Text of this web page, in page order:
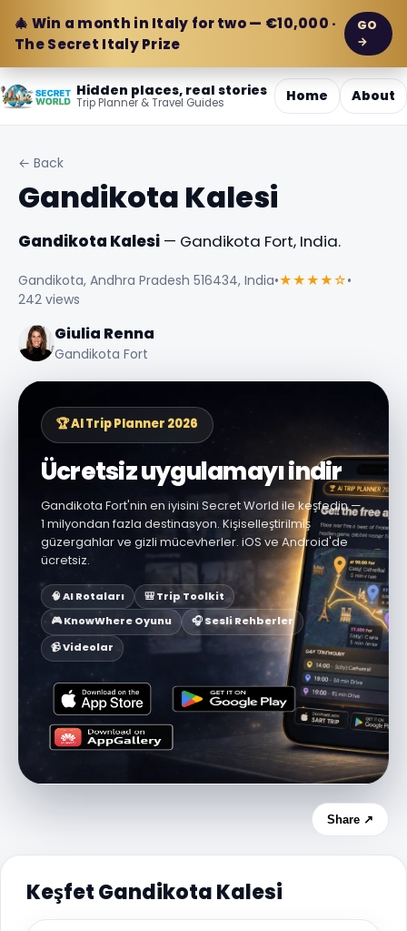
🎄 Win a month in Italy for two — €10,000 ·
The Secret Italy Prize
GO
→
Hidden places, real stories
Trip Planner & Travel Guides Home About
← Back
Gandikota Kalesi
Gandikota Kalesi — Gandikota Fort, India.
Gandikota, Andhra Pradesh 516434, India•★★★★☆•
242 views
Giulia Renna
Gandikota Fort
🏆 AI Trip Planner 2026
Ücretsiz uygulamayı indir
Gandikota Fort'nin en iyisini Secret World ile keşfedin —
1 milyondan fazla destinasyon. Kişiselleştirilmiş
güzergahlar ve gizli mücevherler. iOS ve Android'de
ücretsiz.
🧠 AI Rotaları
🎒 Trip Toolkit
🎮 KnowWhere Oyunu
🎧 Sesli Rehberler
📹 Videolar
Share ↗
Keşfet Gandikota Kalesi